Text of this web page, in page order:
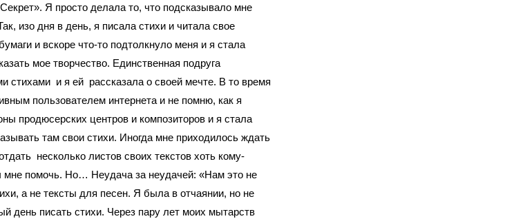
Я просто делала то, что подсказывало мне
изо дня в день, я писала стихи и читала свое
и вскоре что-то подтолкнуло меня и я стала
мое творчество. Единственная подруга
стихами и я ей рассказала о своей мечте. В то время
пользователем интернета и не помню, как я
продюсерских центров и композиторов и я стала
там свои стихи. Иногда мне приходилось ждать
несколько листов своих текстов хоть кому-
мне помочь. Но… Неудача за неудачей: «Нам это не
а не тексты для песен. Я была в отчаянии, но не
день писать стихи. Через пару лет моих мытарств